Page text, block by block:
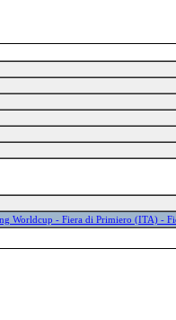
Worldcup - Fiera di Primiero (ITA) -